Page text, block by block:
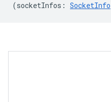
(socketInfos : SocketInfo